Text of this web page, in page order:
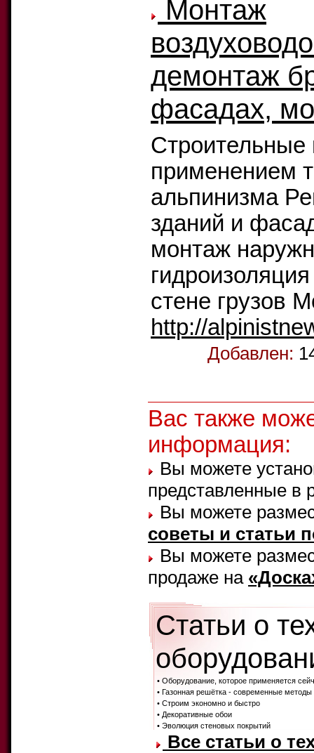
Монтаж
демонтаж
фасадах,
применением
альпинизма
зданий и
монтаж
стене грузов
http://
Добавлен:
Вас также
информация:
Вы можете
представленные в
Вы можете
советы и статьи
Вы можете
продаже на
Статьи о
• Оборудование, которое применяется
• Газонная решётка - современные методы
• Строим экономно и быстро
• Декоративные обои
• Эволюция стеновых покрытий
Все статьи о